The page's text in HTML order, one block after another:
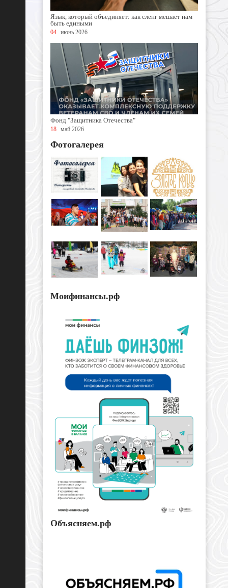
Язык, который объединяет: как сленг мешает нам
быть едиными
04 июнь 2026
Фонд "Защитника Отечества"
18 май 2026
Фотогалерея
Моифинансы.рф
Объясняем.рф